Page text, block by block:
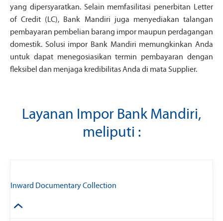
yang dipersyaratkan. Selain memfasilitasi penerbitan Letter
of Credit (LC), Bank Mandiri juga menyediakan talangan
pembayaran pembelian barang impor maupun perdagangan
domestik. Solusi impor Bank Mandiri memungkinkan Anda
untuk dapat menegosiasikan termin pembayaran dengan
fleksibel dan menjaga kredibilitas Anda di mata Supplier.
Layanan Impor Bank Mandiri,
meliputi :
Inward Documentary Collection